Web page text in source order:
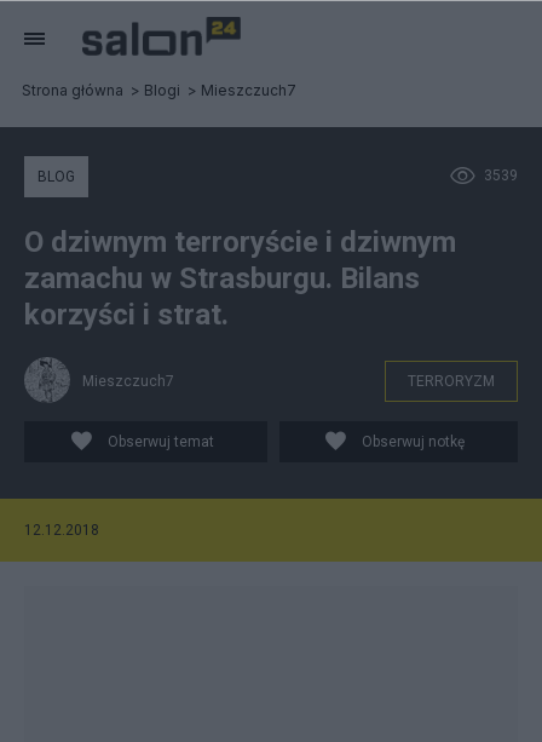
Strona główna Blogi Mieszczuch7
3539
BLOG
O dziwnym terroryście i dziwnym
zamachu w Strasburgu. Bilans
korzyści i strat.
Mieszczuch7 TERRORYZM
Obserwuj temat Obserwuj notkę
12.12.2018